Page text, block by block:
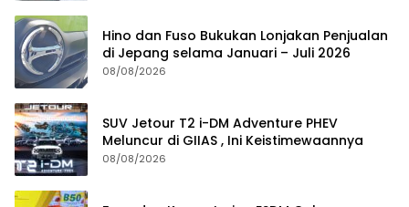
Hino dan Fuso Bukukan Lonjakan Penjualan
di Jepang selama Januari – Juli 2026
08/08/2026
SUV Jetour T2 i-DM Adventure PHEV
Meluncur di GIIAS , Ini Keistimewaannya
08/08/2026